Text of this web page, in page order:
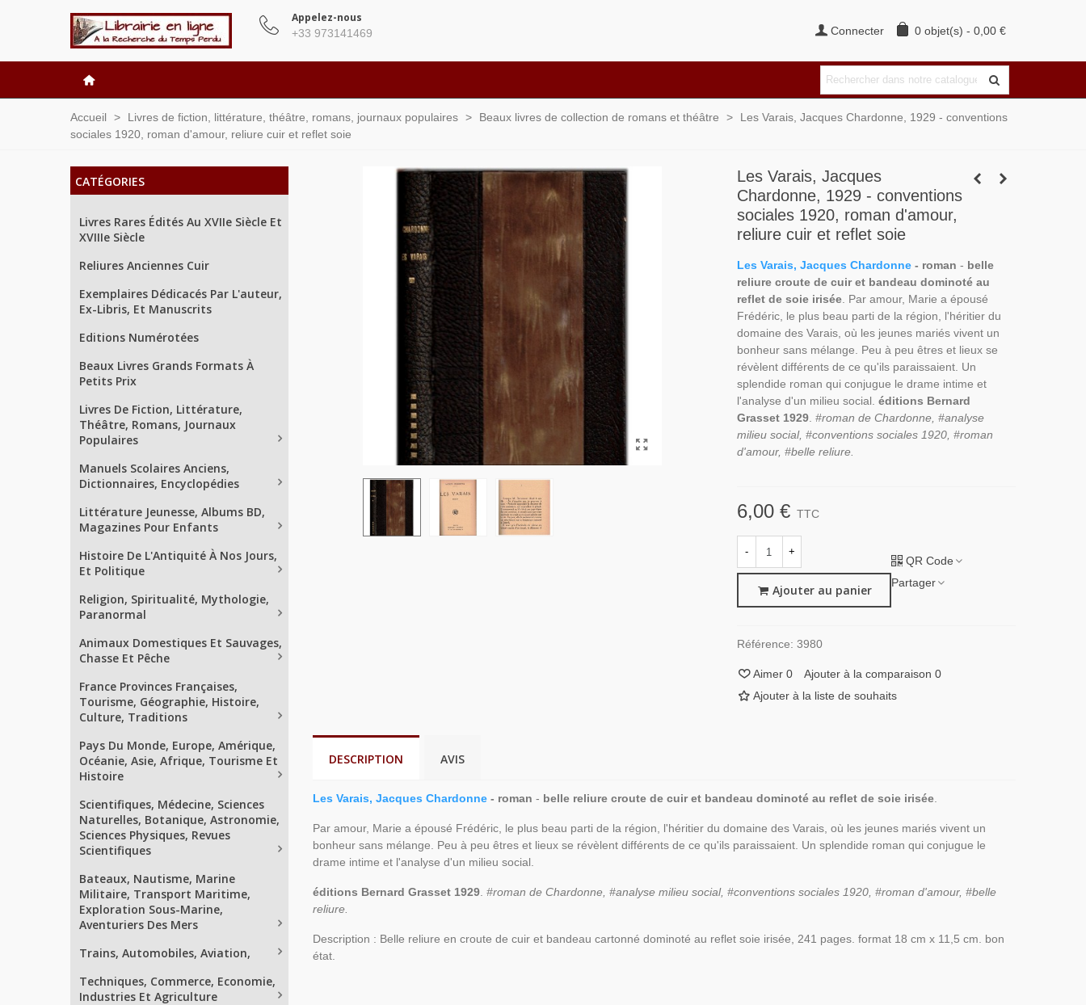
Appelez-nous
+33 973141469 Connecter 0 objet(s) - 0,00 €
Accueil > Livres de fiction, littérature, théâtre, romans, journaux populaires > Beaux livres de collection de romans et théâtre >
Les Varais, Jacques Chardonne, 1929 - conventions
sociales 1920, roman d'amour, reliure cuir et reflet soie
CATÉGORIES
Livres Rares Édités Au XVIIe Siècle Et
XVIIIe Siècle
Reliures Anciennes Cuir
Exemplaires Dédicacés Par L'auteur,
Ex-Libris, Et Manuscrits
Editions Numérotées
Beaux Livres Grands Formats À
Petits Prix
Livres De Fiction, Littérature,
Théâtre, Romans, Journaux
Populaires
Manuels Scolaires Anciens,
Dictionnaires, Encyclopédies
Littérature Jeunesse, Albums BD,
Magazines Pour Enfants
Histoire De L'Antiquité À Nos Jours,
Et Politique
Religion, Spiritualité, Mythologie,
Paranormal
Animaux Domestiques Et Sauvages,
Chasse Et Pêche
France Provinces Françaises,
Tourisme, Géographie, Histoire,
Culture, Traditions
Pays Du Monde, Europe, Amérique,
Océanie, Asie, Afrique, Tourisme Et
Histoire
Scientifiques, Médecine, Sciences
Naturelles, Botanique, Astronomie,
Sciences Physiques, Revues
Scientifiques
Bateaux, Nautisme, Marine
Militaire, Transport Maritime,
Exploration Sous-Marine,
Aventuriers Des Mers
Trains, Automobiles, Aviation,
Techniques, Commerce, Economie,
Industries Et Agriculture
Les Varais, Jacques
Chardonne, 1929 - conventions
sociales 1920, roman d'amour,
reliure cuir et reflet soie
Les Varais, Jacques Chardonne- roman - belle
reliure croute de cuir et bandeau dominoté au
reflet de soie irisée. Par amour, Marie a épousé
Frédéric, le plus beau parti de la région, l'héritier du
domaine des Varais, où les jeunes mariés vivent un
bonheur sans mélange. Peu à peu êtres et lieux se
révèlent différents de ce qu'ils paraissaient. Un
splendide roman qui conjugue le drame intime et
l'analyse d'un milieu social. éditions Bernard
Grasset 1929. #roman de Chardonne, #analyse
milieu social, #conventions sociales 1920, #roman
d'amour, #belle reliure.
6,00 € TTC
- +
Ajouter au panier
QR Code
Partager
Référence: 3980
Aimer 0 Ajouter à la comparaison 0
Ajouter à la liste de souhaits
DESCRIPTION AVIS
Les Varais, Jacques Chardonne - roman - belle reliure croute de cuir et bandeau dominoté au reflet de soie irisée.
Par amour, Marie a épousé Frédéric, le plus beau parti de la région, l'héritier du domaine des Varais, où les jeunes mariés vivent un
bonheur sans mélange. Peu à peu êtres et lieux se révèlent différents de ce qu'ils paraissaient. Un splendide roman qui conjugue le
drame intime et l'analyse d'un milieu social.
éditions Bernard Grasset 1929. #roman de Chardonne, #analyse milieu social, #conventions sociales 1920, #roman d'amour, #belle
reliure.
Description : Belle reliure en croute de cuir et bandeau cartonné dominoté au reflet soie irisée, 241 pages. format 18 cm x 11,5 cm. bon
état.